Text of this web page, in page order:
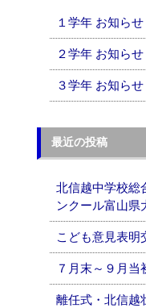
１学年 お知らせ
２学年 お知らせ
３学年 お知らせ
最近の投稿
北信越中学校総
ンクール富山
こども意見表明
７月末～９月当
離任式・北信越